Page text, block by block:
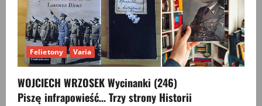
Felietony Varia
WOJCIECH WRZOSEK Wycinanki (246)
Piszę infrapowieść… Trzy strony Historii